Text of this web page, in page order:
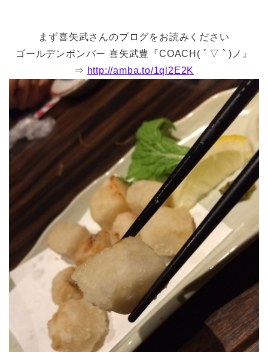
まず喜矢武さんのブログをお読みください
ゴールデンボンバー 喜矢武豊『COACH( ´ ▽ ` )ノ』
⇒ http://amba.to/1ql2E2K